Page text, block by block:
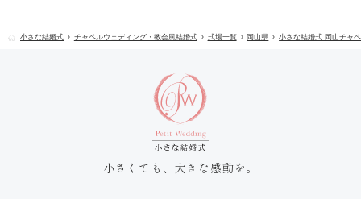
小さな結婚式 チャペルウェディング・教会風結婚式 式場一覧 岡山県 小さな結婚式 岡山チャ
小さくても、大きな感動を。